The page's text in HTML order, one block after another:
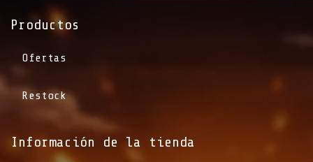
Productos
Ofertas
Restock
Información de la tienda​